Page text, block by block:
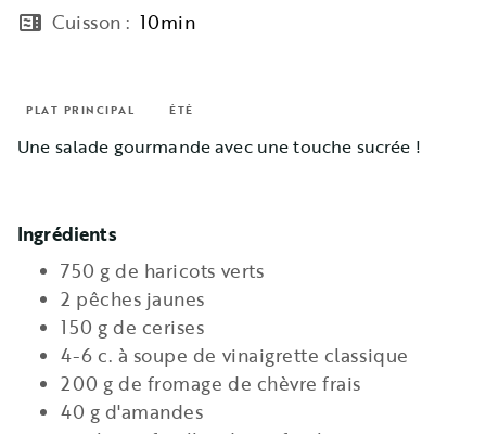
microwave Cuisson : 10min
PLAT PRINCIPAL ÉTÉ
Une salade gourmande avec une touche sucrée !
Ingrédients
750 g de haricots verts
2 pêches jaunes
150 g de cerises
4-6 c. à soupe de vinaigrette classique
200 g de fromage de chèvre frais
40 g d'amandes